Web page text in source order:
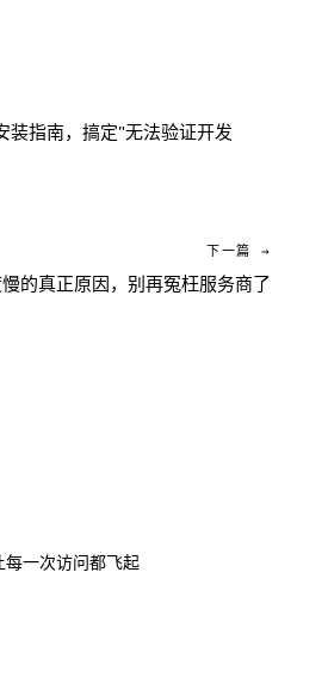
装指南，搞定"无法验证开发
下一篇 →
的真正原因，别再冤枉服务商了
一次访问都飞起